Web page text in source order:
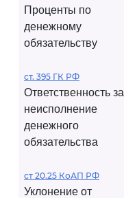
Проценты по
денежному
обязательству
ст. 395 ГК РФ
Ответственность за
неисполнение
денежного
обязательства
ст 20.25 КоАП РФ
Уклонение от